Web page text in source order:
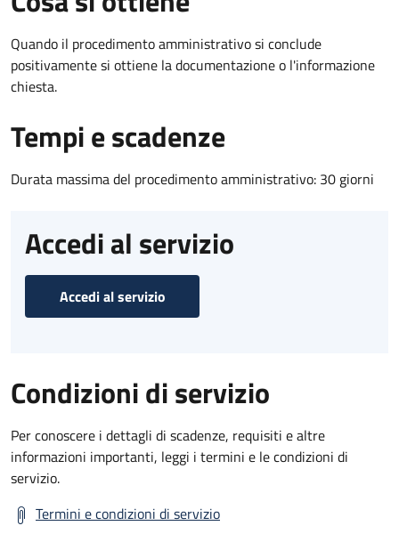
Quando il procedimento amministrativo si conclude
positivamente si ottiene la documentazione o l'informazione
chiesta.
Tempi e scadenze
Durata massima del procedimento amministrativo: 30 giorni
Accedi al servizio
Accedi al servizio
Condizioni di servizio
Per conoscere i dettagli di scadenze, requisiti e altre
informazioni importanti, leggi i termini e le condizioni di
servizio.
Termini e condizioni di servizio